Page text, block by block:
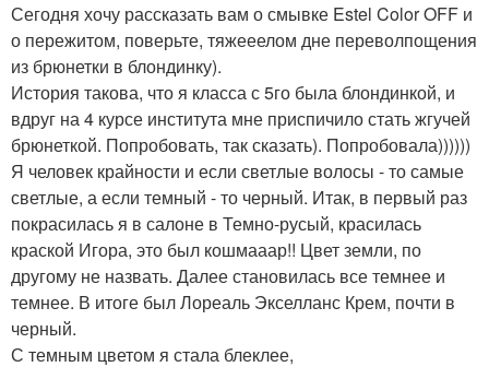
Сегодня хочу рассказать вам о смывке Estel Color OFF и
о пережитом, поверьте, тяжееелом дне переволпощения
из брюнетки в блондинку).
История такова, что я класса с 5го была блондинкой, и
вдруг на 4 курсе института мне приспичило стать жгучей
брюнеткой. Попробовать, так сказать). Попробовала))))))
Я человек крайности и если светлые волосы - то самые
светлые, а если темный - то черный. Итак, в первый раз
покрасилась я в салоне в Темно-русый, красилась
краской Игора, это был кошмааар!! Цвет земли, по
другому не назвать. Далее становилась все темнее и
темнее. В итоге был Лореаль Экселланс Крем, почти в
черный.
С темным цветом я стала блеклее,